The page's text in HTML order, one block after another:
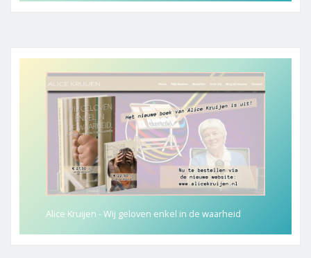
Alice Kruijen - Wij geloven enkel in de waarheid